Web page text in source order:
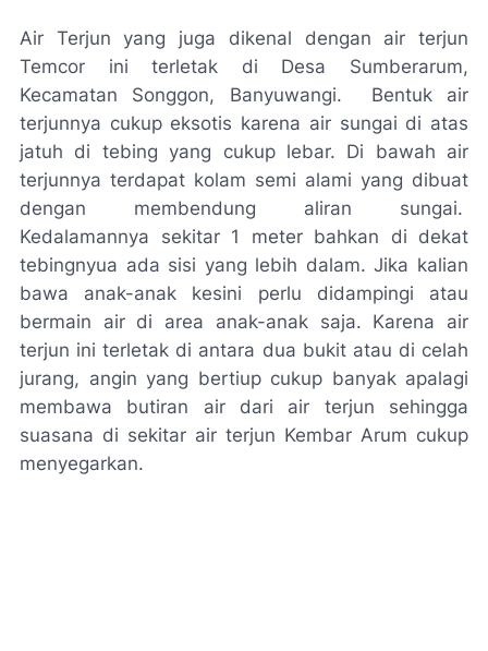
Air Terjun yang juga dikenal dengan air terjun
Temcor ini terletak di Desa Sumberarum,
Kecamatan Songgon, Banyuwangi. Bentuk air
terjunnya cukup eksotis karena air sungai di atas
jatuh di tebing yang cukup lebar. Di bawah air
terjunnya terdapat kolam semi alami yang dibuat
dengan membendung aliran sungai.
Kedalamannya sekitar 1 meter bahkan di dekat
tebingnyua ada sisi yang lebih dalam. Jika kalian
bawa anak-anak kesini perlu didampingi atau
bermain air di area anak-anak saja. Karena air
terjun ini terletak di antara dua bukit atau di celah
jurang, angin yang bertiup cukup banyak apalagi
membawa butiran air dari air terjun sehingga
suasana di sekitar air terjun Kembar Arum cukup
menyegarkan.